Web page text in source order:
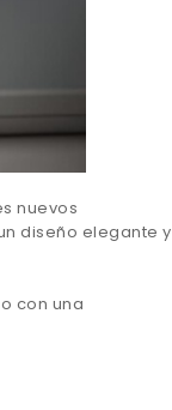
nuevos
diseño elegante y
con una